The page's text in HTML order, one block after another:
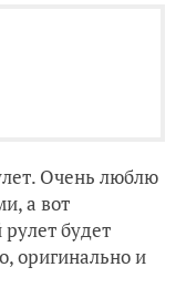
Очень люблю
а вот
будет
оригинально и